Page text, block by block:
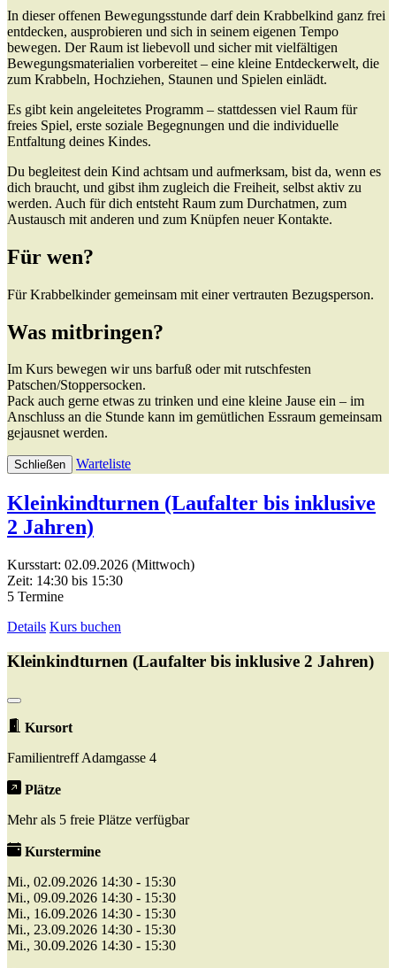
In dieser offenen Bewegungsstunde darf dein Krabbelkind ganz frei
entdecken, ausprobieren und sich in seinem eigenen Tempo
bewegen. Der Raum ist liebevoll und sicher mit vielfältigen
Bewegungsmaterialien vorbereitet – eine kleine Entdeckerwelt, die
zum Krabbeln, Hochziehen, Staunen und Spielen einlädt.
Es gibt kein angeleitetes Programm – stattdessen viel Raum für
freies Spiel, erste soziale Begegnungen und die individuelle
Entfaltung deines Kindes.
Du begleitest dein Kind achtsam und aufmerksam, bist da, wenn es
dich braucht, und gibst ihm zugleich die Freiheit, selbst aktiv zu
werden. Auch für dich entsteht Raum zum Durchatmen, zum
Austausch mit anderen und zum Knüpfen neuer Kontakte.
Für wen?
Für Krabbelkinder gemeinsam mit einer vertrauten Bezugsperson.
Was mitbringen?
Im Kurs bewegen wir uns barfuß oder mit rutschfesten
Patschen/Stoppersocken.
Pack auch gerne etwas zu trinken und eine kleine Jause ein – im
Anschluss an die Stunde kann im gemütlichen Essraum gemeinsam
gejausnet werden.
Schließen Warteliste
Kleinkindturnen (Laufalter bis inklusive
2 Jahren)
Kursstart: 02.09.2026 (Mittwoch)
Zeit: 14:30 bis 15:30
5 Termine
Details Kurs buchen
Kleinkindturnen (Laufalter bis inklusive 2 Jahren)
Kursort
Familientreff Adamgasse 4
Plätze
Mehr als 5 freie Plätze verfügbar
Kurstermine
Mi., 02.09.2026 14:30 - 15:30
Mi., 09.09.2026 14:30 - 15:30
Mi., 16.09.2026 14:30 - 15:30
Mi., 23.09.2026 14:30 - 15:30
Mi., 30.09.2026 14:30 - 15:30